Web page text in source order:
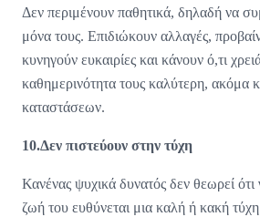
Δεν περιμένουν παθητικά, δηλαδή να
μόνα τους. Επιδιώκουν αλλαγές,
κυνηγούν ευκαιρίες και κάνουν ό,τι
καθημερινότητα τους καλύτερη, ακόμα
καταστάσεων.
10.Δεν πιστεύουν στην τύχη
Κανένας ψυχικά δυνατός δεν θεωρεί ότι
ζωή του ευθύνεται μια καλή ή κακή